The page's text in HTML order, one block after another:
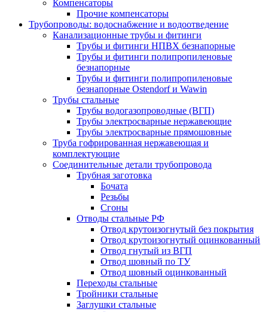
Компенсаторы
Прочие компенсаторы
Трубопроводы: водоснабжение и водоотведение
Канализационные трубы и фитинги
Трубы и фитинги НПВХ безнапорные
Трубы и фитинги полипропиленовые
безнапорные
Трубы и фитинги полипропиленовые
безнапорные Ostendorf и Wawin
Трубы стальные
Трубы водогазопроводные (ВГП)
Трубы электросварные нержавеющие
Трубы электросварные прямошовные
Труба гофрированная нержавеющая и
комплектующие
Соединительные детали трубопровода
Трубная заготовка
Бочата
Резьбы
Сгоны
Отводы стальные РФ
Отвод крутоизогнутый без покрытия
Отвод крутоизогнутый оцинкованный
Отвод гнутый из ВГП
Отвод шовный по ТУ
Отвод шовный оцинкованный
Переходы стальные
Тройники стальные
Заглушки стальные